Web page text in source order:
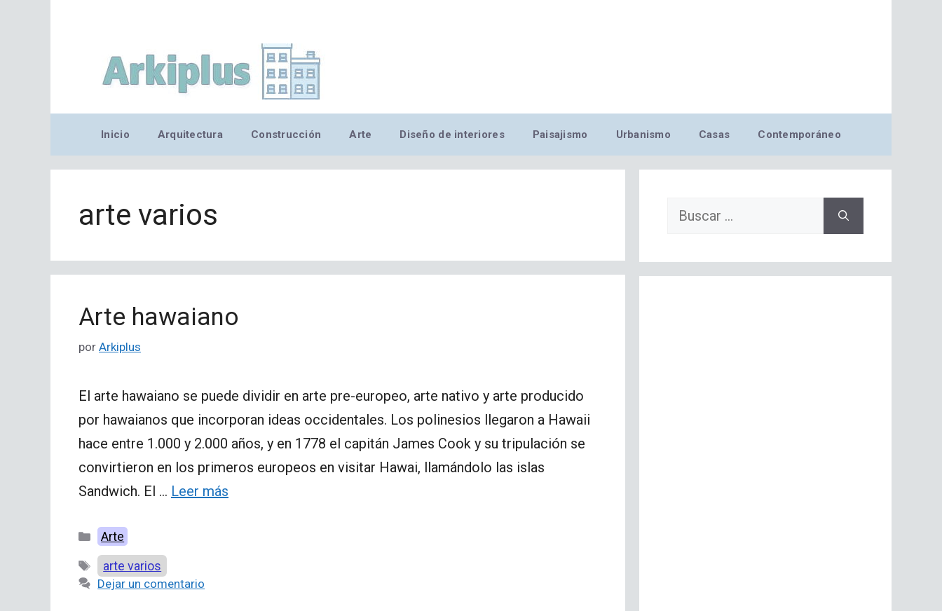
Inicio Arquitectura Construcción Arte Diseño de interiores Paisajismo Urbanismo Casas Contemporáneo
arte varios
Arte hawaiano
por Arkiplus
El arte hawaiano se puede dividir en arte pre-europeo, arte nativo y arte producido
por hawaianos que incorporan ideas occidentales. Los polinesios llegaron a Hawaii
hace entre 1.000 y 2.000 años, y en 1778 el capitán James Cook y su tripulación se
convirtieron en los primeros europeos en visitar Hawai, llamándolo las islas
Sandwich. El … Leer más
Categorías
Arte
Etiquetas
arte varios
Dejar un comentario
Buscar: